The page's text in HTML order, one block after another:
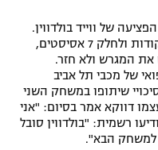
של ווייד בולדווין.
הגארד המצטיין שהספיק לקלוע 15 נקודות ולחלק 7 אסיסטים,
את המגרש ולא חזר.
של מכבי תל אביב
שיתופו במשחק השני
דווקא אמר בסיום: "אני
רשמית: "בולדווין סובל
למשחק הבא".